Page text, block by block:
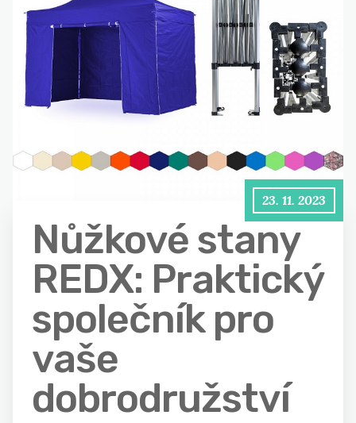
23. 11. 2023
Nůžkové stany
REDX: Praktický
společník pro
vaše
dobrodružství